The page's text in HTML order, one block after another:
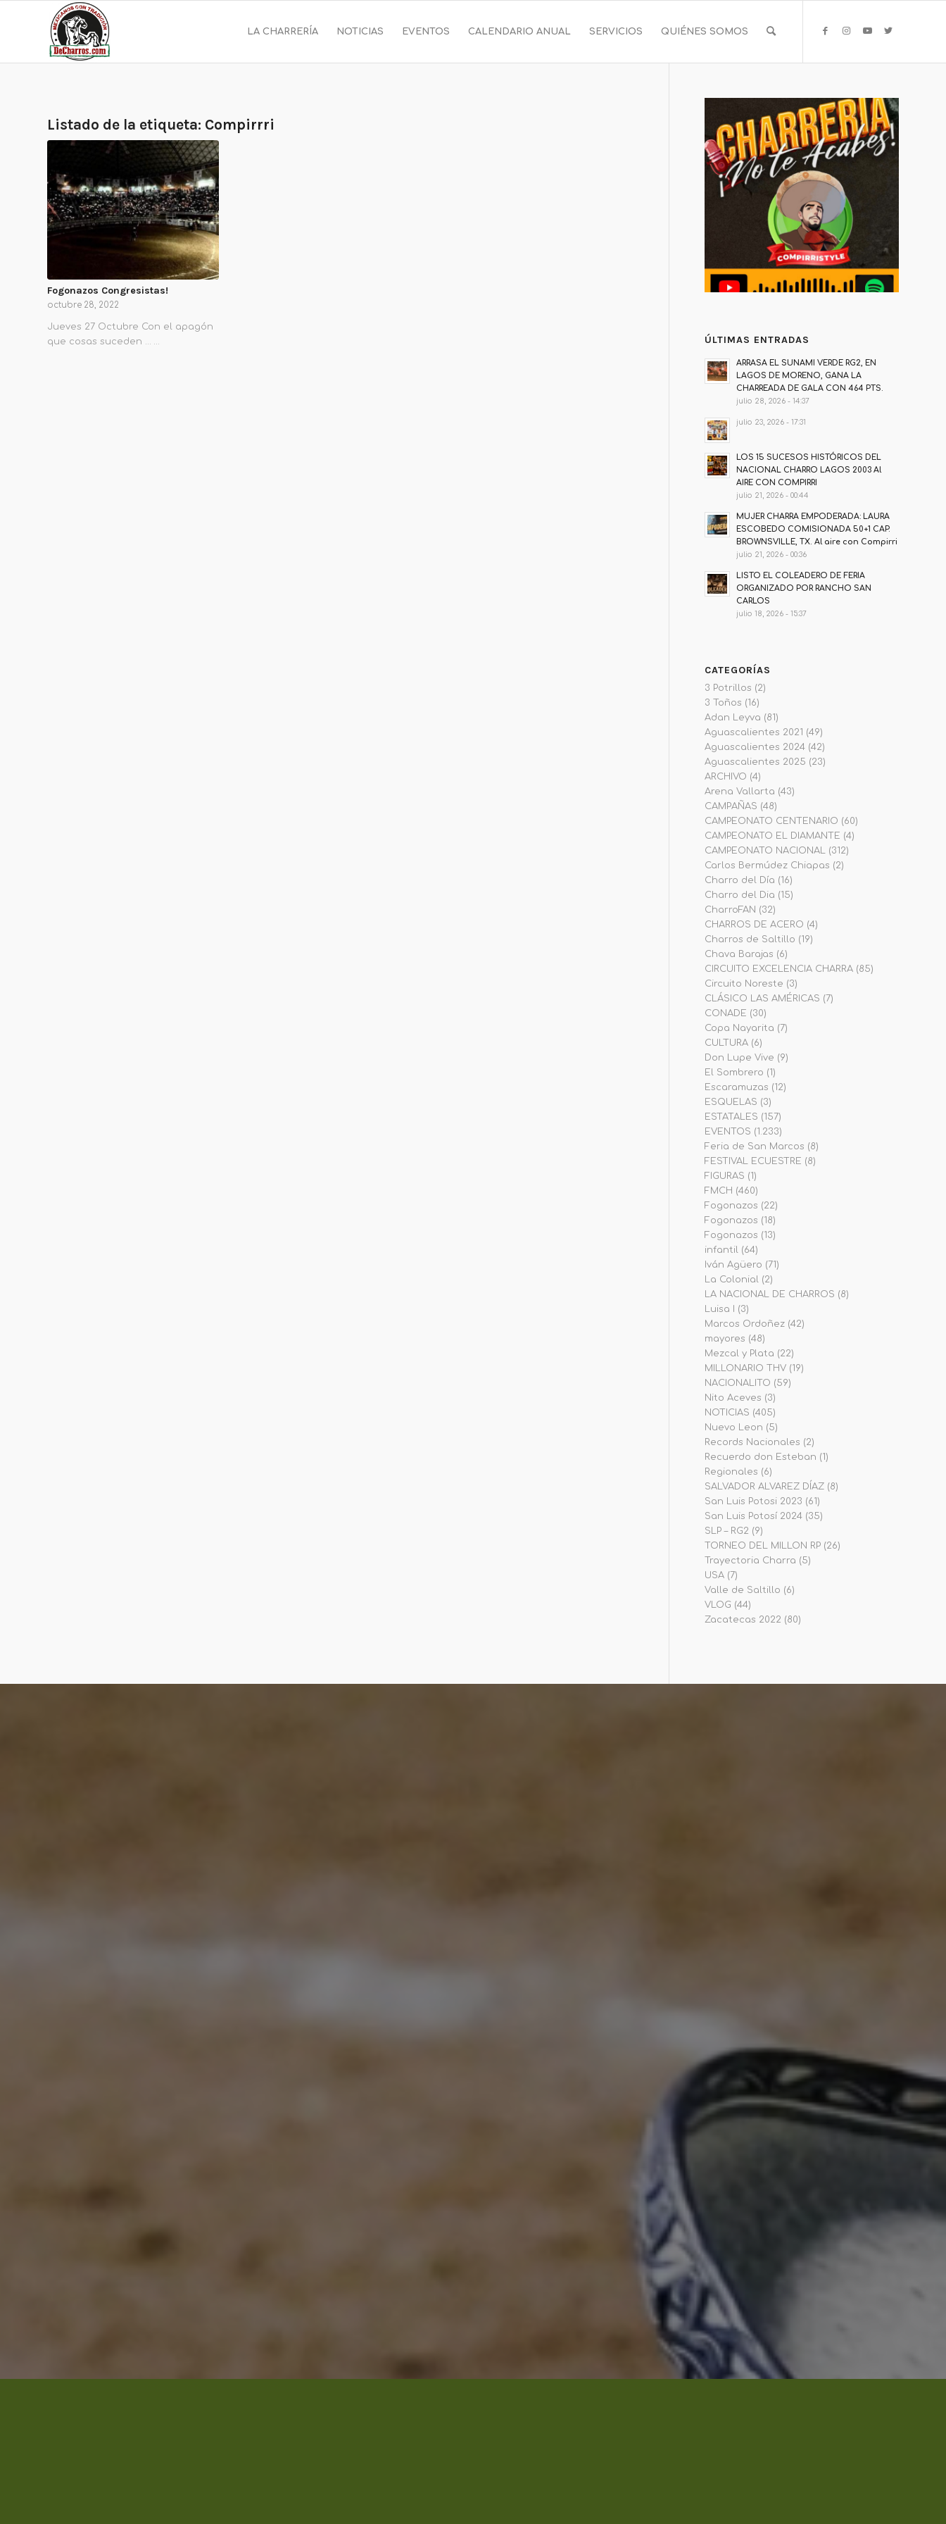
LA CHARRERÍA NOTICIAS EVENTOS CALENDARIO ANUAL SERVICIOS QUIÉNES SOMOS
Listado de la etiqueta: Compirrri
Fogonazos Congresistas!
octubre 28, 2022
Jueves 27 Octubre Con el apagón
que cosas suceden ... …
ÚLTIMAS ENTRADAS
ARRASA EL SUNAMI VERDE RG2, EN
LAGOS DE MORENO, GANA LA
CHARREADA DE GALA CON 464 PTS.
julio 28, 2026 - 14:37
julio 23, 2026 - 17:31
LOS 15 SUCESOS HISTÓRICOS DEL
NACIONAL CHARRO LAGOS 2003 Al
AIRE CON COMPIRRI
julio 21, 2026 - 00:44
MUJER CHARRA EMPODERADA: LAURA
ESCOBEDO COMISIONADA 50+1 CAP.
BROWNSVILLE, TX. Al aire con Compirri
julio 21, 2026 - 00:36
LISTO EL COLEADERO DE FERIA
ORGANIZADO POR RANCHO SAN
CARLOS
julio 18, 2026 - 15:37
CATEGORÍAS
3 Potrillos (2)
3 Toños (16)
Adan Leyva (81)
Aguascalientes 2021 (49)
Aguascalientes 2024 (42)
Aguascalientes 2025 (23)
ARCHIVO (4)
Arena Vallarta (43)
CAMPAÑAS (48)
CAMPEONATO CENTENARIO (60)
CAMPEONATO EL DIAMANTE (4)
CAMPEONATO NACIONAL
(312)
Carlos Bermúdez Chiapas (2)
Charro del Día (16)
Charro del Dia (15)
CharroFAN (32)
CHARROS DE ACERO (4)
Charros de Saltillo (19)
Chava Barajas (6)
CIRCUITO EXCELENCIA CHARRA (85)
Circuito Noreste (3)
CLÁSICO LAS AMÉRICAS (7)
CONADE (30)
Copa Nayarita (7)
CULTURA (6)
Don Lupe Vive (9)
El Sombrero (1)
Escaramuzas (12)
ESQUELAS (3)
ESTATALES (157)
EVENTOS (1.233)
Feria de San Marcos (8)
FESTIVAL ECUESTRE (8)
FIGURAS (1)
FMCH (460)
Fogonazos (22)
Fogonazos (18)
Fogonazos (13)
infantil
(64)
Iván Agüero (71)
La Colonial
(2)
LA NACIONAL DE CHARROS (8)
Luisa I
(3)
Marcos Ordoñez (42)
mayores (48)
Mezcal y Plata (22)
MILLONARIO THV (19)
NACIONALITO (59)
Nito Aceves (3)
NOTICIAS (405)
Nuevo Leon (5)
Records Nacionales (2)
Recuerdo don Esteban (1)
Regionales (6)
SALVADOR ALVAREZ DÍAZ (8)
San Luis Potosi 2023 (61)
San Luis Potosí 2024 (35)
SLP – RG2 (9)
TORNEO DEL MILLON RP (26)
Trayectoria Charra (5)
USA (7)
Valle de Saltillo (6)
VLOG (44)
Zacatecas 2022 (80)